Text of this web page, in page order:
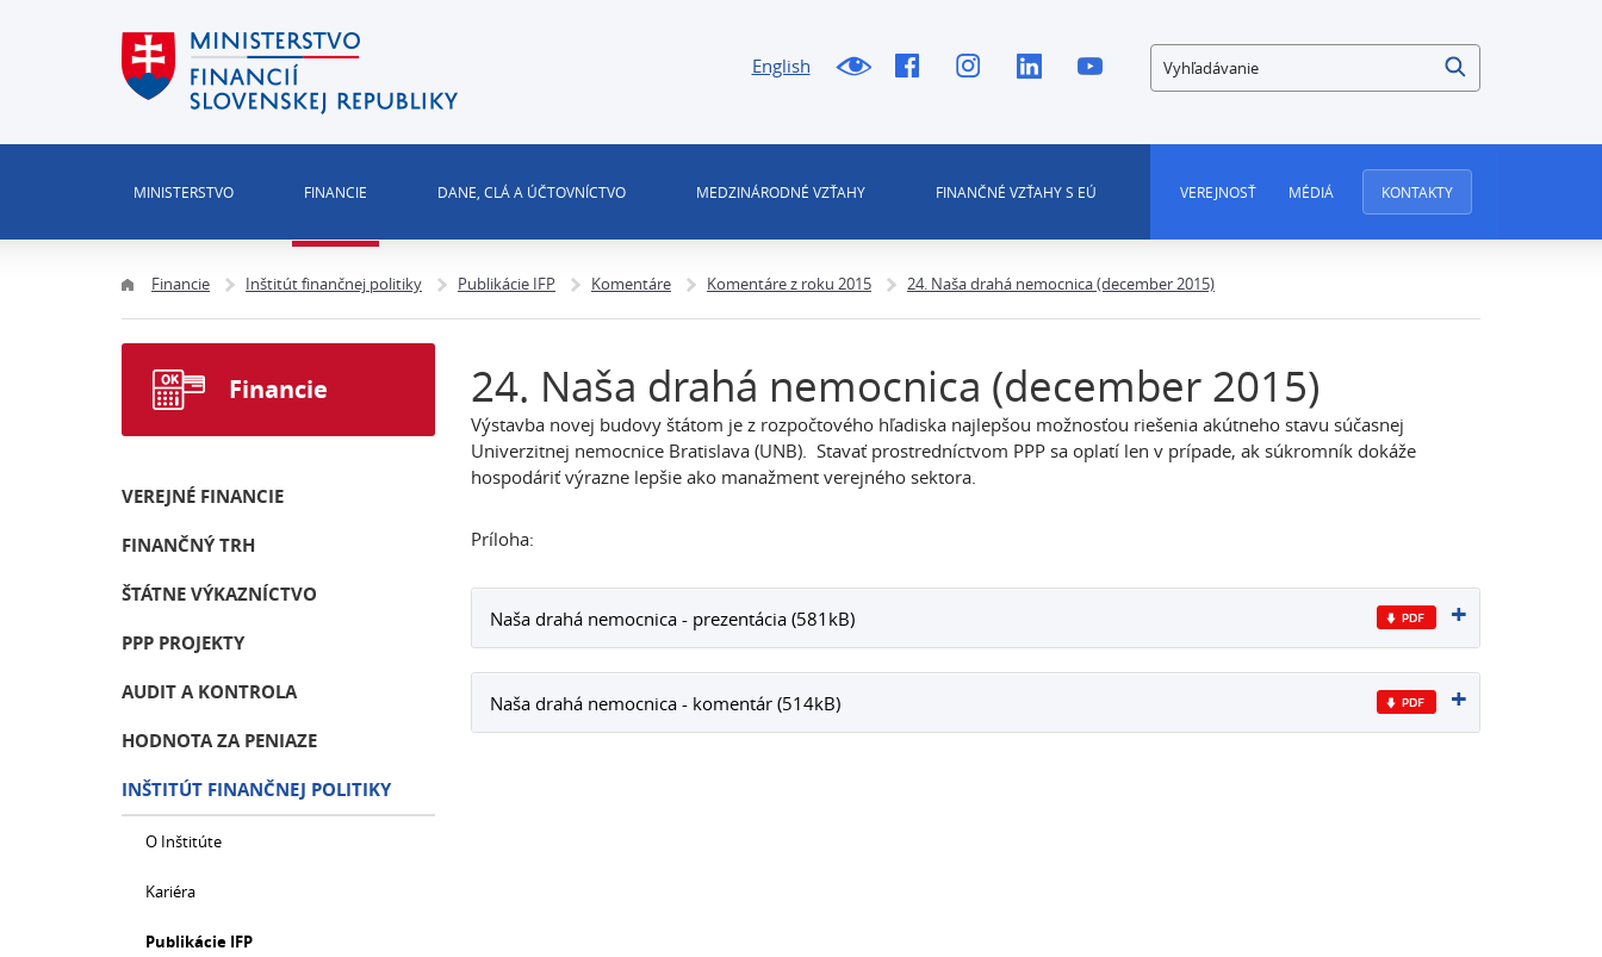
English Vyhľadávanie
MINISTERSTVO FINANCIE DANE, CLÁ A ÚČTOVNÍCTVO MEDZINÁRODNÉ VZŤAHY FINANČNÉ VZŤAHY S EÚ VEREJNOSŤ MÉDIÁ KONTAKTY
Financie Inštitút finančnej politiky Publikácie IFP Komentáre Komentáre z roku 2015 24. Naša drahá nemocnica (december 2015)
24. Naša drahá nemocnica (december 2015)
Výstavba novej budovy štátom je z rozpočtového hľadiska najlepšou možnosťou riešenia akútneho stavu súčasnej
Univerzitnej nemocnice Bratislava (UNB). Stavať prostredníctvom PPP sa oplatí len v prípade, ak súkromník dokáže
hospodáriť výrazne lepšie ako manažment verejného sektora.
Príloha:
Naša drahá nemocnica - prezentácia (581kB)
Naša drahá nemocnica - komentár (514kB)
Financie
VEREJNÉ FINANCIE
FINANČNÝ TRH
ŠTÁTNE VÝKAZNÍCTVO
PPP PROJEKTY
AUDIT A KONTROLA
HODNOTA ZA PENIAZE
INŠTITÚT FINANČNEJ POLITIKY
O Inštitúte
Kariéra
Publikácie IFP